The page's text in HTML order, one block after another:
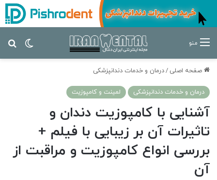
تغییر منو
صفحه اصلی /درمان‌ و خدمات دندانپزشکی
درمان‌ و خدمات دندانپزشکی لمینت و کامپوزیت
آشنایی با کامپوزیت دندان و
تاثیرات آن بر زیبایی با فیلم +
بررسی انواع کامپوزیت و مراقبت از
آن